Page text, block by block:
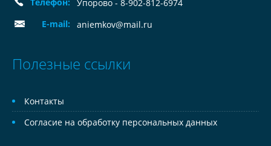
Упорово - 8-902-812-6974
E-mail:
aniemkov@mail.ru
Полезные ссылки
Контакты
Согласие на обработку персональных данных